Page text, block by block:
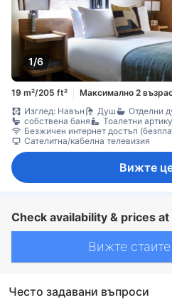
1/6
19 m²/205 ft² Максимално 2
Изглед: Навън
Душ Отделни
собствена баня
Тоалетни
Безжичен интернет достъп
Сателитна/кабелна телевизия
Вижте
Check availability & prices
Вижте
Често задавани въпроси